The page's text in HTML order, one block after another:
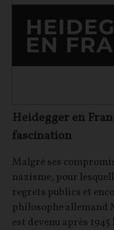
Heidegger en
fascination
Malgré ses
nazisme, pour
regrets publics et
philosophe allemand
est devenu après